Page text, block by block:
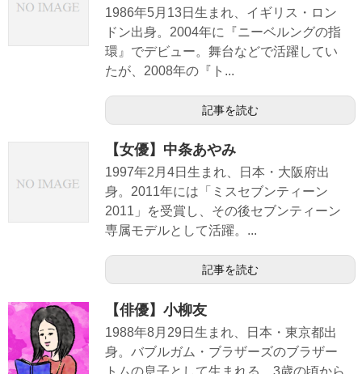
1986年5月13日生まれ、イギリス・ロン
ドン出身。2004年に『ニーベルングの指
環』でデビュー。舞台などで活躍してい
たが、2008年の『ト...
記事を読む
【女優】中条あやみ
1997年2月4日生まれ、日本・大阪府出
身。2011年には「ミスセブンティーン
2011」を受賞し、その後セブンティーン
専属モデルとして活躍。...
記事を読む
【俳優】小柳友
1988年8月29日生まれ、日本・東京都出
身。バブルガム・ブラザーズのブラザー
トムの息子として生まれる。3歳の頃から